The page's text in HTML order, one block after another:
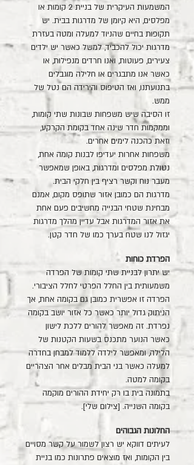
המשמעות העיקרית של בניית 2 קומות או
מפלסים, היא קיומן של מדרגות בבית. יש
תקופות בחיים שהניוד למעלה ומטה בעזרת
מדרגות יכול להכביד, למשל כאשר יש ילדים
צעירים, פעוטות, ואנו חרדים מנפילות, או
כאשר אנו מתבגרים או חלילה מוגבלים
בתנועתנו, ואז הטיפוס והירידה הם נטל של
ממש.
זו הסיבה שיש משפחות שבונות שתי קומות,
וממקמות חדר שינה אחד בקומת הקרקע,
וזאת כהכנה לימים אחרים.
משפחות אחרות יעדיפו לבנות קומה אחת,
נטולת מפלסים ומדרגות, באופן שמאפשר
מעבר נוח וקשר רציף בין חלקי הבית.
מדרגות הם כמובן אזור שתופס מקום, אמנם
מבחינת שטחי הבנייה מחשיבים פעם אחת
את אזור המדרגות אבל עדיין מהלך מדרגות
יגזול לנו שטח בערך כמו של חדר קטן.
הפרדת כוחות
יש יתרון לבניית שתי קומות של הפרדה
משמעותית בין החלל הפרטי לחלל הציבורי.
הפרדה זו אפשרית כמובן גם בקומה אחת, אך
הניתוק גדול יותר כאשר כל אזור יושב בקומה
נפרדת. זה מאפשר להורים ללכת לישון
כאשר הנוער מתכנס בשעות הקטנות של
הלילה, ומאפשר לילדה ללמוד למבחן בחדרה
למעלה כאשר בני הבית מבלים אחר הצהריים
בקומה למטה.
בתמונה בית בו רק יחידת ההורים מוקמה
בקומה השנייה. [צילום שלי].
החלונות הגבוהים
לעיתים דווקא יש רצון לשמור על קשר מסויים
בין הקומות, ואז מוצאים פתרונות כמו בניית